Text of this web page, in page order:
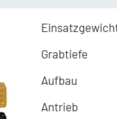
Grabtiefe
Aufbau
Antrieb